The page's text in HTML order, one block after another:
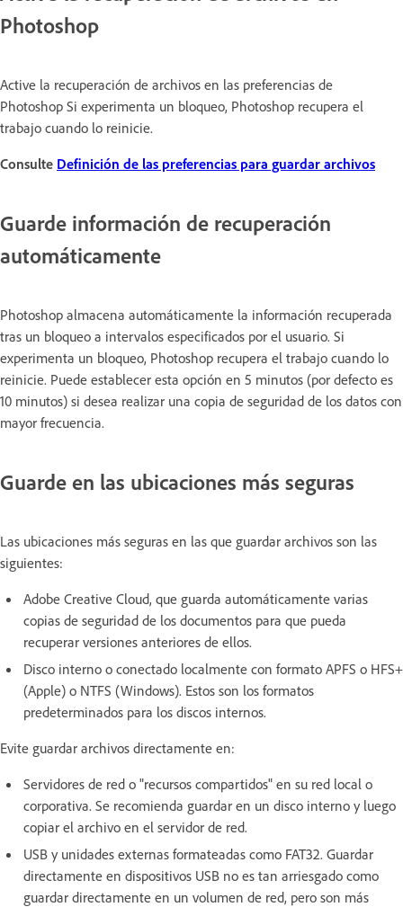
Photoshop
Active la recuperación de archivos en las preferencias de
Photoshop Si experimenta un bloqueo, Photoshop recupera el
trabajo cuando lo reinicie.
Consulte Definición de las preferencias para guardar archivos
Guarde información de recuperación
automáticamente
Photoshop almacena automáticamente la información recuperada
tras un bloqueo a intervalos especificados por el usuario. Si
experimenta un bloqueo, Photoshop recupera el trabajo cuando lo
reinicie. Puede establecer esta opción en 5 minutos (por defecto es
10 minutos) si desea realizar una copia de seguridad de los datos con
mayor frecuencia.
Guarde en las ubicaciones más seguras
Las ubicaciones más seguras en las que guardar archivos son las
siguientes:
Adobe Creative Cloud, que guarda automáticamente varias
copias de seguridad de los documentos para que pueda
recuperar versiones anteriores de ellos.
Disco interno o conectado localmente con formato APFS o HFS+
(Apple) o NTFS (Windows). Estos son los formatos
predeterminados para los discos internos.
Evite guardar archivos directamente en:
Servidores de red o "recursos compartidos" en su red local o
corporativa. Se recomienda guardar en un disco interno y luego
copiar el archivo en el servidor de red.
USB y unidades externas formateadas como FAT32. Guardar
directamente en dispositivos USB no es tan arriesgado como
guardar directamente en un volumen de red, pero son más